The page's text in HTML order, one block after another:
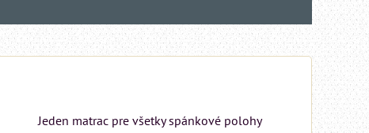
Jeden matrac pre všetky spánkové polohy